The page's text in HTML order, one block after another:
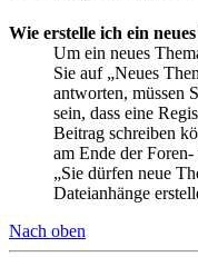
Wie erstelle ich ein
Um ein neues
Sie auf „Neues
antworten, müssen
sein, dass eine
Beitrag schreiben
am Ende der
„Sie dürfen neue
Dateianhänge
Nach oben